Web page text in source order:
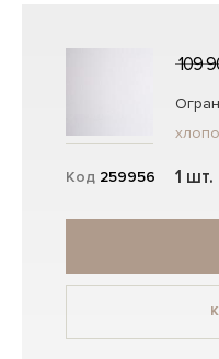
Код 259956
109
1 шт.